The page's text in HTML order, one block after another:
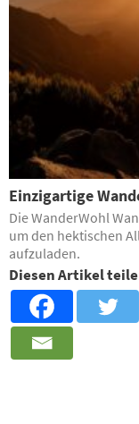
Einzigartige
Die WanderWohl
um den hektischen
aufzuladen.
Diesen Artikel